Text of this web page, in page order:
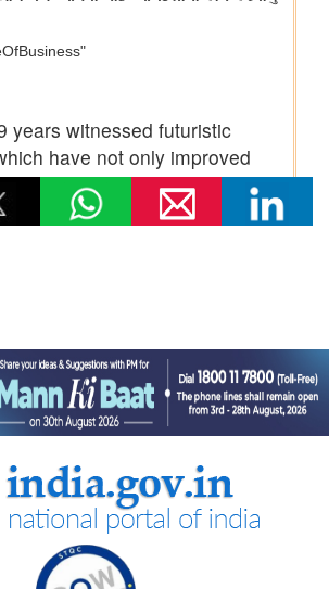
500 पीपीएम क्लोराइड और नमी की मौजूदगी के दावों
ने राजस्थान सरकार के समक्ष स्वदेशी
का प्रदर्शन किया
ने “लोकप्रिय विज्ञान लेखन” पर दो दिवसीय
आयोजित किया और प्रतिभागियों को सामान्य जन
करने के लिए प्रेरित किया
सिंह ने लखनऊ में सीएसआईआर-एनबीआरआई द्वारा
पहला 'इको-एजुकेशनल हब' राष्ट्र को समर्पित किया